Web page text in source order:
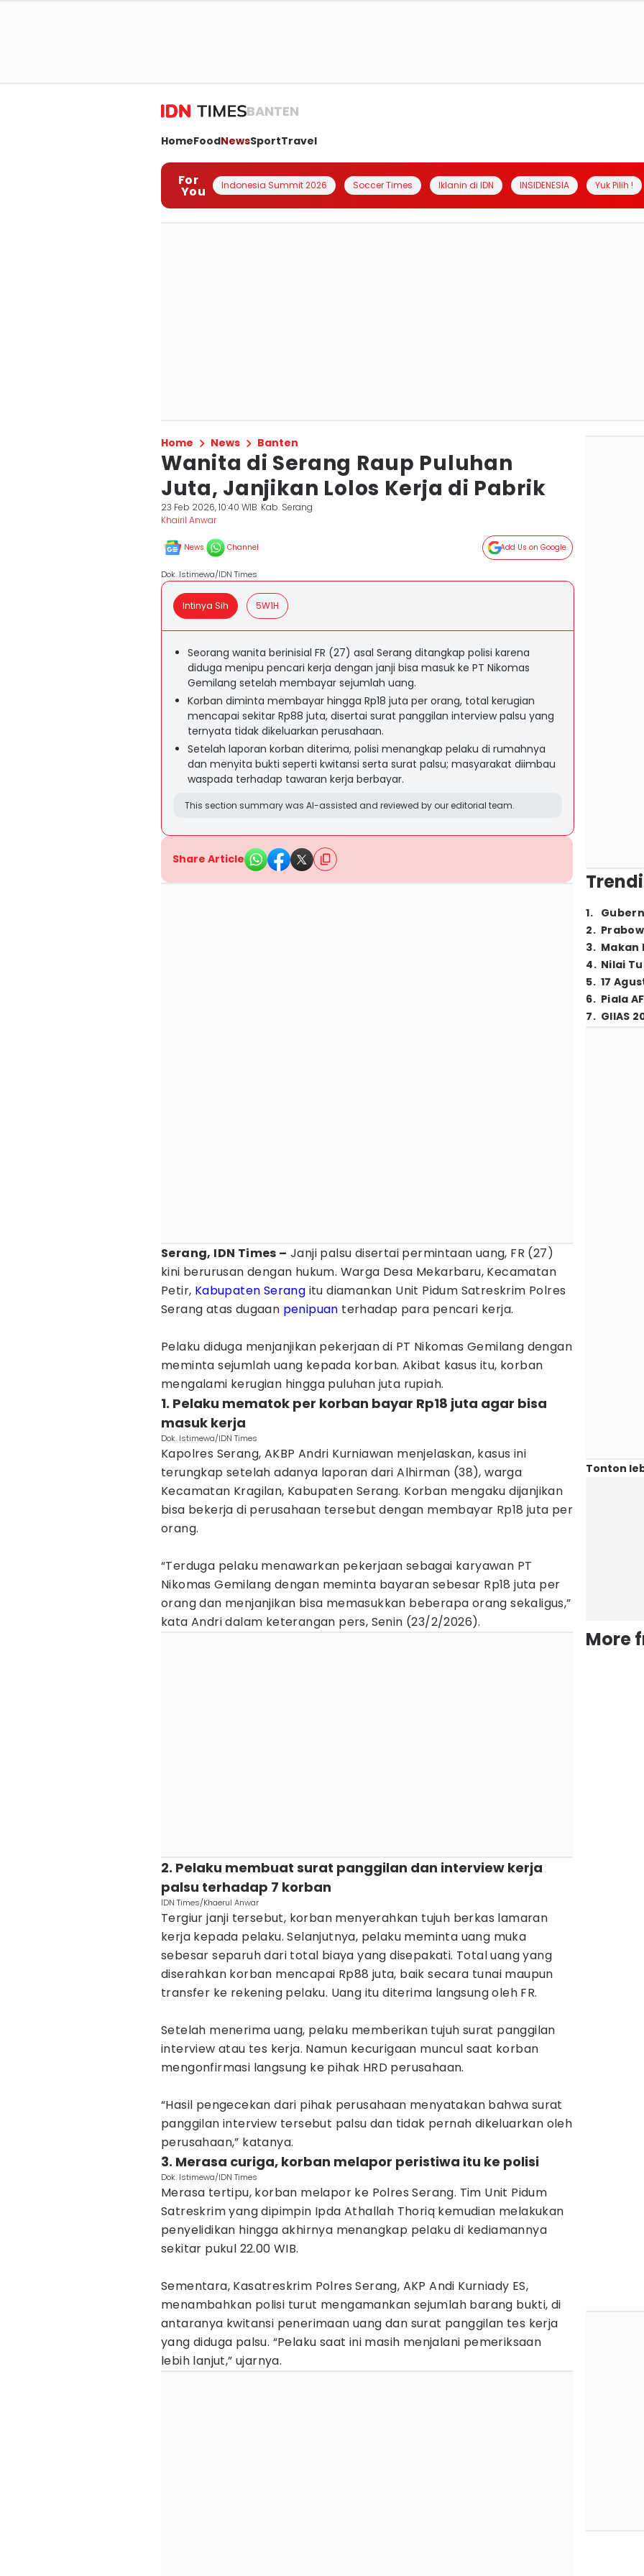
BANTEN
HomeFoodNewsSportTravel
For
You Indonesia Summit 2026 Soccer Times Iklanin di IDN INSIDENESIA Yuk Pilih !
Home News Banten
Wanita di Serang Raup Puluhan
Juta, Janjikan Lolos Kerja di Pabrik
23 Feb 2026, 10:40 WIB Kab. Serang
Khairil Anwar
News Channel Add Us on Google
Dok. Istimewa/IDN Times
Intinya Sih 5W1H
Seorang wanita berinisial FR (27) asal Serang ditangkap polisi karena
diduga menipu pencari kerja dengan janji bisa masuk ke PT Nikomas
Gemilang setelah membayar sejumlah uang.
Korban diminta membayar hingga Rp18 juta per orang, total kerugian
mencapai sekitar Rp88 juta, disertai surat panggilan interview palsu yang
ternyata tidak dikeluarkan perusahaan.
Setelah laporan korban diterima, polisi menangkap pelaku di rumahnya
dan menyita bukti seperti kwitansi serta surat palsu; masyarakat diimbau
waspada terhadap tawaran kerja berbayar.
This section summary was AI-assisted and reviewed by our editorial team.
Share Article
Serang, IDN Times – Janji palsu disertai permintaan uang, FR (27)
kini berurusan dengan hukum. Warga Desa Mekarbaru, Kecamatan
Petir, Kabupaten Serang itu diamankan Unit Pidum Satreskrim Polres
Serang atas dugaan penipuan terhadap para pencari kerja.
Pelaku diduga menjanjikan pekerjaan di PT Nikomas Gemilang dengan
meminta sejumlah uang kepada korban. Akibat kasus itu, korban
mengalami kerugian hingga puluhan juta rupiah.
1. Pelaku mematok per korban bayar Rp18 juta agar bisa
masuk kerja
Dok. Istimewa/IDN Times
Kapolres Serang, AKBP Andri Kurniawan menjelaskan, kasus ini
terungkap setelah adanya laporan dari Alhirman (38), warga
Kecamatan Kragilan, Kabupaten Serang. Korban mengaku dijanjikan
bisa bekerja di perusahaan tersebut dengan membayar Rp18 juta per
orang.
“Terduga pelaku menawarkan pekerjaan sebagai karyawan PT
Nikomas Gemilang dengan meminta bayaran sebesar Rp18 juta per
orang dan menjanjikan bisa memasukkan beberapa orang sekaligus,”
kata Andri dalam keterangan pers, Senin (23/2/2026).
2. Pelaku membuat surat panggilan dan interview kerja
palsu terhadap 7 korban
IDN Times/Khaerul Anwar
Tergiur janji tersebut, korban menyerahkan tujuh berkas lamaran
kerja kepada pelaku. Selanjutnya, pelaku meminta uang muka
sebesar separuh dari total biaya yang disepakati. Total uang yang
diserahkan korban mencapai Rp88 juta, baik secara tunai maupun
transfer ke rekening pelaku. Uang itu diterima langsung oleh FR.
Setelah menerima uang, pelaku memberikan tujuh surat panggilan
interview atau tes kerja. Namun kecurigaan muncul saat korban
mengonfirmasi langsung ke pihak HRD perusahaan.
“Hasil pengecekan dari pihak perusahaan menyatakan bahwa surat
panggilan interview tersebut palsu dan tidak pernah dikeluarkan oleh
perusahaan,” katanya.
3. Merasa curiga, korban melapor peristiwa itu ke polisi
Dok. Istimewa/IDN Times
Merasa tertipu, korban melapor ke Polres Serang. Tim Unit Pidum
Satreskrim yang dipimpin Ipda Athallah Thoriq kemudian melakukan
penyelidikan hingga akhirnya menangkap pelaku di kediamannya
sekitar pukul 22.00 WIB.
Sementara, Kasatreskrim Polres Serang, AKP Andi Kurniady ES,
menambahkan polisi turut mengamankan sejumlah barang bukti, di
antaranya kwitansi penerimaan uang dan surat panggilan tes kerja
yang diduga palsu. “Pelaku saat ini masih menjalani pemeriksaan
lebih lanjut,” ujarnya.
1.
2.
3. Makan
4. Nilai
5. 17
6. Piala
7. GIIAS
Tonton
More